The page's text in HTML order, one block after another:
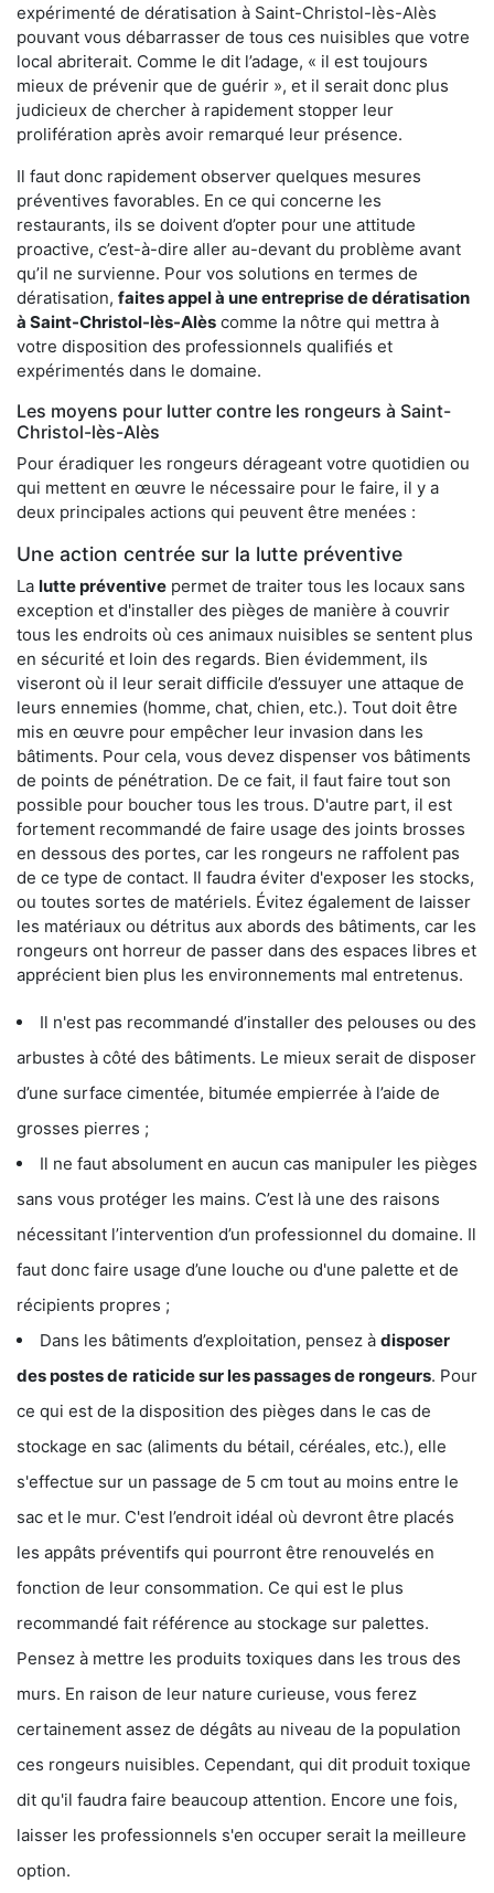
expérimenté de dératisation à Saint-Christol-lès-Alès
pouvant vous débarrasser de tous ces nuisibles que votre
local abriterait. Comme le dit l’adage, « il est toujours
mieux de prévenir que de guérir », et il serait donc plus
judicieux de chercher à rapidement stopper leur
prolifération après avoir remarqué leur présence.
Il faut donc rapidement observer quelques mesures
préventives favorables. En ce qui concerne les
restaurants, ils se doivent d’opter pour une attitude
proactive, c’est-à-dire aller au-devant du problème avant
qu’il ne survienne. Pour vos solutions en termes de
dératisation, faites appel à une entreprise de dératisation
à Saint-Christol-lès-Alès comme la nôtre qui mettra à
votre disposition des professionnels qualifiés et
expérimentés dans le domaine.
Les moyens pour lutter contre les rongeurs à Saint-
Christol-lès-Alès
Pour éradiquer les rongeurs dérageant votre quotidien ou
qui mettent en œuvre le nécessaire pour le faire, il y a
deux principales actions qui peuvent être menées :
Une action centrée sur la lutte préventive
La lutte préventive permet de traiter tous les locaux sans
exception et d'installer des pièges de manière à couvrir
tous les endroits où ces animaux nuisibles se sentent plus
en sécurité et loin des regards. Bien évidemment, ils
viseront où il leur serait difficile d’essuyer une attaque de
leurs ennemies (homme, chat, chien, etc.). Tout doit être
mis en œuvre pour empêcher leur invasion dans les
bâtiments. Pour cela, vous devez dispenser vos bâtiments
de points de pénétration. De ce fait, il faut faire tout son
possible pour boucher tous les trous. D'autre part, il est
fortement recommandé de faire usage des joints brosses
en dessous des portes, car les rongeurs ne raffolent pas
de ce type de contact. Il faudra éviter d'exposer les stocks,
ou toutes sortes de matériels. Évitez également de laisser
les matériaux ou détritus aux abords des bâtiments, car les
rongeurs ont horreur de passer dans des espaces libres et
apprécient bien plus les environnements mal entretenus.
Il n'est pas recommandé d’installer des pelouses ou des
arbustes à côté des bâtiments. Le mieux serait de disposer
d’une surface cimentée, bitumée empierrée à l’aide de
grosses pierres ;
Il ne faut absolument en aucun cas manipuler les pièges
sans vous protéger les mains. C’est là une des raisons
nécessitant l’intervention d’un professionnel du domaine. Il
faut donc faire usage d’une louche ou d'une palette et de
récipients propres ;
Dans les bâtiments d’exploitation, pensez à disposer
des postes de raticide sur les passages de rongeurs. Pour
ce qui est de la disposition des pièges dans le cas de
stockage en sac (aliments du bétail, céréales, etc.), elle
s'effectue sur un passage de 5 cm tout au moins entre le
sac et le mur. C'est l’endroit idéal où devront être placés
les appâts préventifs qui pourront être renouvelés en
fonction de leur consommation. Ce qui est le plus
recommandé fait référence au stockage sur palettes.
Pensez à mettre les produits toxiques dans les trous des
murs. En raison de leur nature curieuse, vous ferez
certainement assez de dégâts au niveau de la population
ces rongeurs nuisibles. Cependant, qui dit produit toxique
dit qu'il faudra faire beaucoup attention. Encore une fois,
laisser les professionnels s'en occuper serait la meilleure
option.